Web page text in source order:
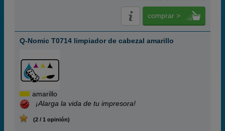
comprar >
Q-Nomic T0714 limpiador de cabezal amarillo
amarillo
¡Alarga la vida de tu impresora!
(2 / 1 opinión)